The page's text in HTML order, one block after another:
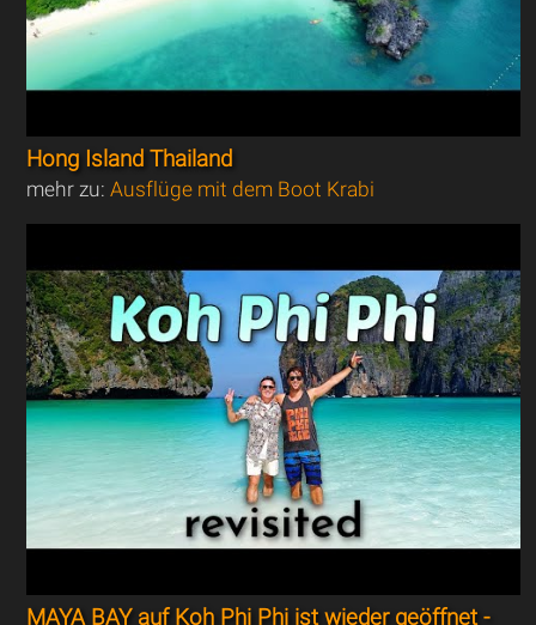
Hong Island Thailand
mehr zu:Ausflüge mit dem Boot Krabi
MAYA BAY auf Koh Phi Phi ist wieder geöffnet -